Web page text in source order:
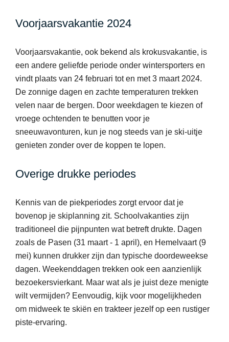
Voorjaarsvakantie 2024
Voorjaarsvakantie, ook bekend als krokusvakantie, is
een andere geliefde periode onder wintersporters en
vindt plaats van 24 februari tot en met 3 maart 2024.
De zonnige dagen en zachte temperaturen trekken
velen naar de bergen. Door weekdagen te kiezen of
vroege ochtenden te benutten voor je
sneeuwavonturen, kun je nog steeds van je ski-uitje
genieten zonder over de koppen te lopen.
Overige drukke periodes
Kennis van de piekperiodes zorgt ervoor dat je
bovenop je skiplanning zit. Schoolvakanties zijn
traditioneel die pijnpunten wat betreft drukte. Dagen
zoals de Pasen (31 maart - 1 april), en Hemelvaart (9
mei) kunnen drukker zijn dan typische doordeweekse
dagen. Weekenddagen trekken ook een aanzienlijk
bezoekersvierkant. Maar wat als je juist deze menigte
wilt vermijden? Eenvoudig, kijk voor mogelijkheden
om midweek te skiën en trakteer jezelf op een rustiger
piste-ervaring.